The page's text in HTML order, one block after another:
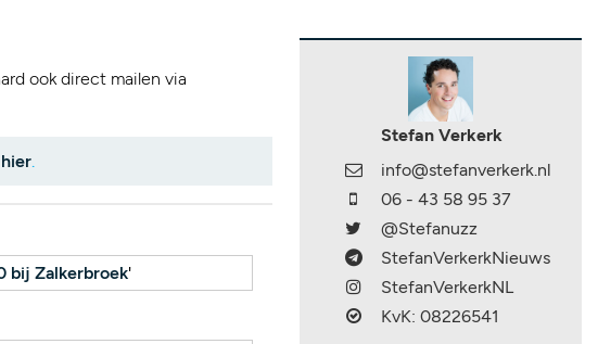
ook direct mailen via
.
bij Zalkerbroek'
Stefan Verkerk
info@stefanverkerk.nl
06 - 43 58 95 37
@Stefanuzz
StefanVerkerkNieuws
StefanVerkerkNL
KvK: 08226541